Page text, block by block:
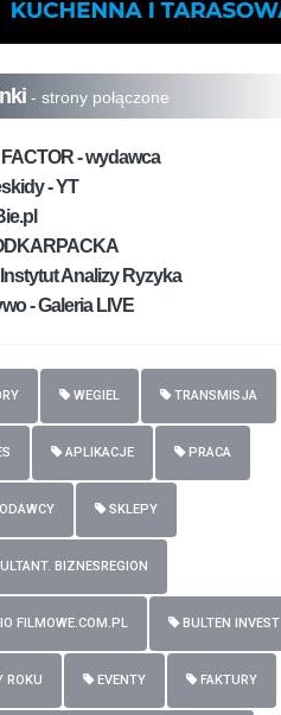
- strony połączone
- wydawca
- YT
Analizy Ryzyka
- Galeria LIVE
WEGIEL TRANSMISJA
APLIKACJE PRACA
SKLEPY
BIZNESREGION
FILMOWE.COM.PL BULTEN INVEST
ROKU EVENTY FAKTURY